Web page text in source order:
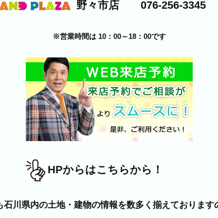
野々市店 076-256-3345
※営業時間は 10：00～18：00です
HPからはこちらから！
石川県内の土地・建物の情報を数多く揃えております